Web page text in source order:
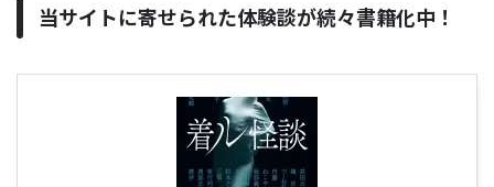
当サイトに寄せられた体験談が続々書籍化中！